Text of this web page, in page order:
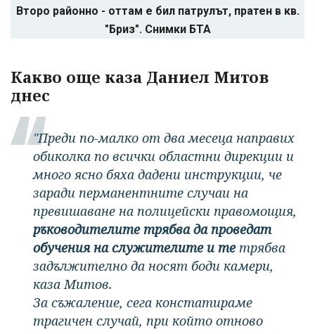
Второ районно - оттам е бил патрулът, пратен в кв.
"Бриз". Снимки БТА
Какво още каза Даниел Митов
днес
"Преди по-малко от два месеца направих
обиколка по всички областни дирекции и
много ясно бяха дадени инструкции, че
заради перманентните случаи на
превишаване на полицейски правомощия,
ръководителите трябва да проведат
обучения на служителите и тетрябва
задължително да носят боди камери,
каза Митов.
За съжаление, сега констатираме
трагичен случай, при който отново